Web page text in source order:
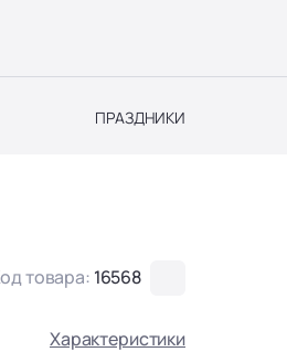
ПРАЗДНИКИ
товара: 16568
Характеристики